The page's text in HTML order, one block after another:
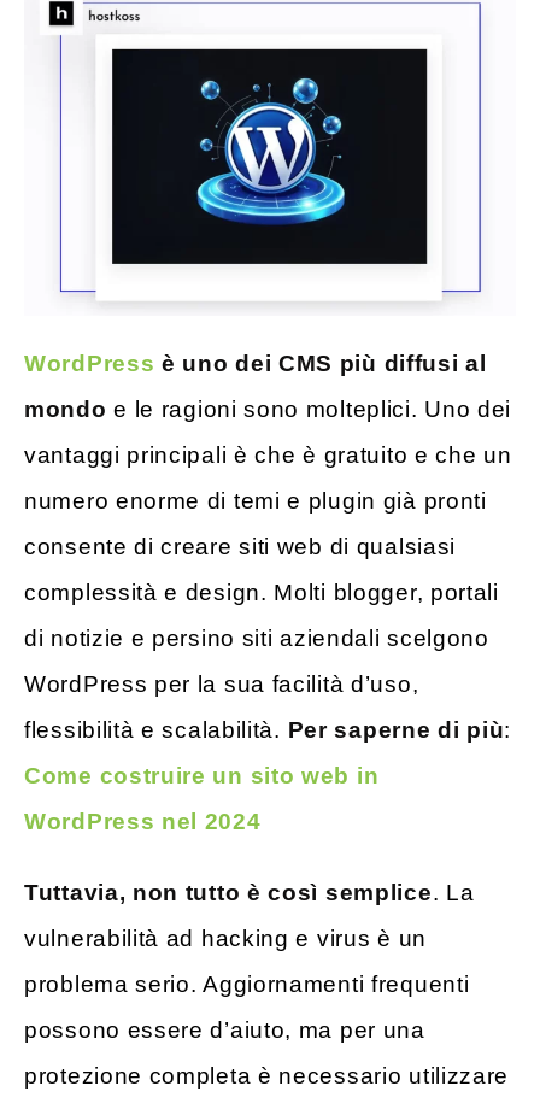
WordPress è uno dei CMS più diffusi al
mondo e le ragioni sono molteplici. Uno dei
vantaggi principali è che è gratuito e che un
numero enorme di temi e plugin già pronti
consente di creare siti web di qualsiasi
complessità e design. Molti blogger, portali
di notizie e persino siti aziendali scelgono
WordPress per la sua facilità d’uso,
flessibilità e scalabilità. Per saperne di più:
Come costruire un sito web in
WordPress nel 2024
Tuttavia, non tutto è così semplice. La
vulnerabilità ad hacking e virus è un
problema serio. Aggiornamenti frequenti
possono essere d’aiuto, ma per una
protezione completa è necessario utilizzare